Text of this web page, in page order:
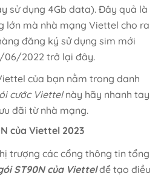
sử dụng 4Gb data). Đây quả là
lớn mà nhà mạng Viettel cho ra
đăng ký sử dụng sim mới
06/2022 trở lại đây.
của bạn nằm trong danh
cước Viettelnày hãy nhanh tay
đãi từ nhà mạng.
của Viettel 2023
trượng các cổng thông tin tổng
ST90N của Viettelđể tạo điều